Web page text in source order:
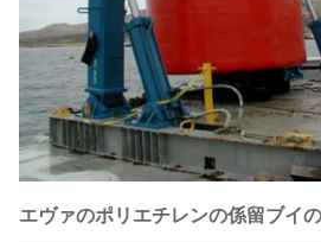
エヴァのポリエチレンの係留ブイの